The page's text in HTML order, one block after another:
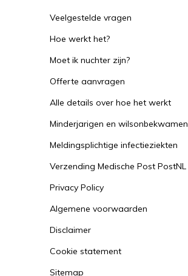
Veelgestelde vragen
Hoe werkt het?
Moet ik nuchter zijn?
Offerte aanvragen
Alle details over hoe het werkt
Minderjarigen en wilsonbekwamen
Meldingsplichtige infectieziekten
Verzending Medische Post PostNL
Privacy Policy
Algemene voorwaarden
Disclaimer
Cookie statement
Sitemap